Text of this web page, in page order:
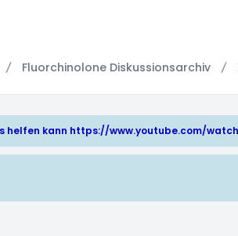
Fluorchinolone Diskussionsarchiv
helfen kann https://www.youtube.com/